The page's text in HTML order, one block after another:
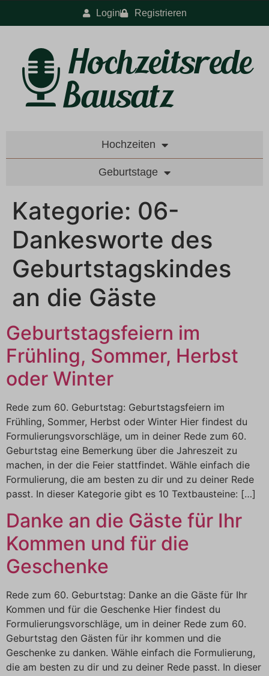
Login Registrieren
Hochzeiten
Geburtstage
Kategorie: 06-
Dankesworte des
Geburtstagskindes
an die Gäste
Geburtstagsfeiern im
Frühling, Sommer, Herbst
oder Winter
Rede zum 60. Geburtstag: Geburtstagsfeiern im
Frühling, Sommer, Herbst oder Winter Hier findest du
Formulierungsvorschläge, um in deiner Rede zum 60.
Geburtstag eine Bemerkung über die Jahreszeit zu
machen, in der die Feier stattfindet. Wähle einfach die
Formulierung, die am besten zu dir und zu deiner Rede
passt. In dieser Kategorie gibt es 10 Textbausteine: […]
Danke an die Gäste für Ihr
Kommen und für die
Geschenke
Rede zum 60. Geburtstag: Danke an die Gäste für Ihr
Kommen und für die Geschenke Hier findest du
Formulierungsvorschläge, um in deiner Rede zum 60.
Geburtstag den Gästen für ihr kommen und die
Geschenke zu danken. Wähle einfach die Formulierung,
die am besten zu dir und zu deiner Rede passt. In dieser